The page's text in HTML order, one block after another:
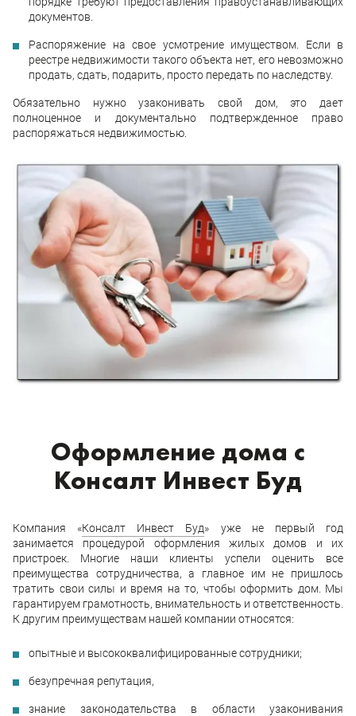
документов.
Распоряжение на свое усмотрение имуществом. Если в
реестре недвижимости такого объекта нет, его невозможно
продать, сдать, подарить, просто передать по наследству.
Обязательно нужно узаконивать свой дом, это дает
полноценное и документально подтвержденное право
распоряжаться недвижимостью.
Оформление дома с
Консалт Инвест Буд
Компания «Консалт Инвест Буд» уже не первый год
занимается процедурой оформления жилых домов и их
пристроек. Многие наши клиенты успели оценить все
преимущества сотрудничества, а главное им не пришлось
тратить свои силы и время на то, чтобы оформить дом. Мы
гарантируем грамотность, внимательность и ответственность.
К другим преимуществам нашей компании относятся:
опытные и высококвалифицированные сотрудники;
безупречная репутация,
знание законодательства в области узаконивания